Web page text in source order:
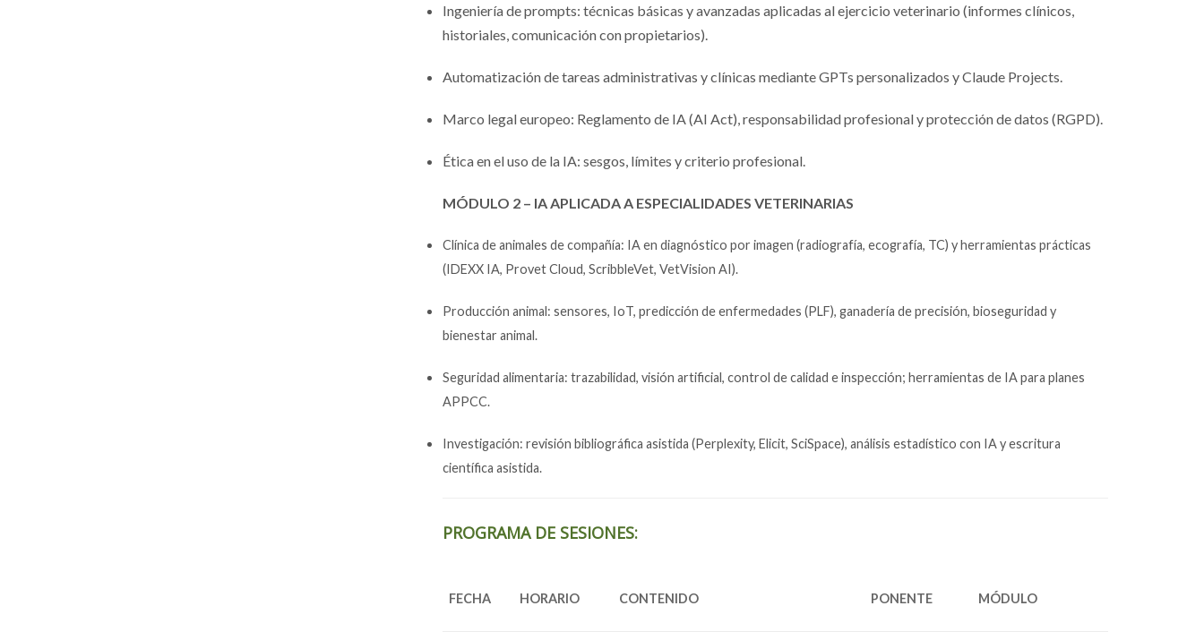
Ingeniería de prompts: técnicas básicas y avanzadas aplicadas al ejercicio veterinario (informes clínicos,
historiales, comunicación con propietarios).
Automatización de tareas administrativas y clínicas mediante GPTs personalizados y Claude Projects.
Marco legal europeo: Reglamento de IA (AI Act), responsabilidad profesional y protección de datos (RGPD).
Ética en el uso de la IA: sesgos, límites y criterio profesional.
MÓDULO 2 – IA APLICADA A ESPECIALIDADES VETERINARIAS
Clínica de animales de compañía: IA en diagnóstico por imagen (radiografía, ecografía, TC) y herramientas prácticas
(IDEXX IA, Provet Cloud, ScribbleVet, VetVision AI).
Producción animal: sensores, IoT, predicción de enfermedades (PLF), ganadería de precisión, bioseguridad y
bienestar animal.
Seguridad alimentaria: trazabilidad, visión artificial, control de calidad e inspección; herramientas de IA para planes
APPCC.
Investigación: revisión bibliográfica asistida (Perplexity, Elicit, SciSpace), análisis estadístico con IA y escritura
científica asistida.
PROGRAMA DE SESIONES:
FECHA HORARIO CONTENIDO PONENTE MÓDULO